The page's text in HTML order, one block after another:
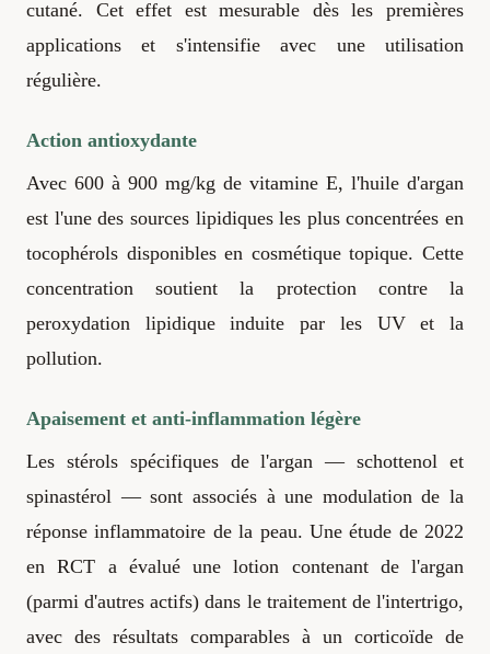
cutané. Cet effet est mesurable dès les premières
applications et s'intensifie avec une utilisation
régulière.
Action antioxydante
Avec 600 à 900 mg/kg de vitamine E, l'huile d'argan
est l'une des sources lipidiques les plus concentrées en
tocophérols disponibles en cosmétique topique. Cette
concentration soutient la protection contre la
peroxydation lipidique induite par les UV et la
pollution.
Apaisement et anti-inflammation légère
Les stérols spécifiques de l'argan — schottenol et
spinastérol — sont associés à une modulation de la
réponse inflammatoire de la peau. Une étude de 2022
en RCT a évalué une lotion contenant de l'argan
(parmi d'autres actifs) dans le traitement de l'intertrigo,
avec des résultats comparables à un corticoïde de